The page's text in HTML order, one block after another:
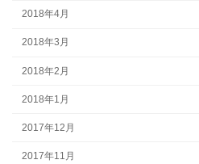
2018年4月
2018年3月
2018年2月
2018年1月
2017年12月
2017年11月